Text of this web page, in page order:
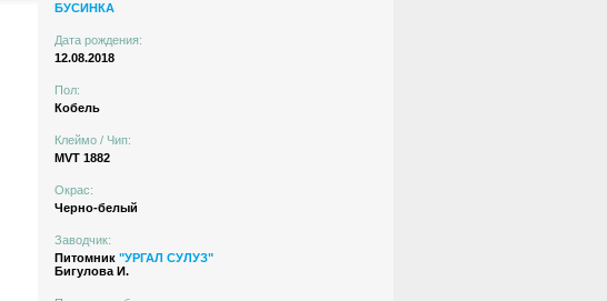
БУСИНКА
Дата рождения:
12.08.2018
Пол:
Кобель
Клеймо / Чип:
MVT 1882
Окрас:
Черно-белый
Заводчик:
Питомник "УРГАЛ СУЛУЗ"
Бигулова И.